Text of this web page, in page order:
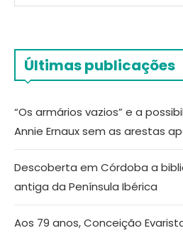
Últimas publicações
“Os armários vazios” e a
Annie Ernaux sem as arestas
Descoberta em Córdoba a
antiga da Península Ibérica
Aos 79 anos, Conceição